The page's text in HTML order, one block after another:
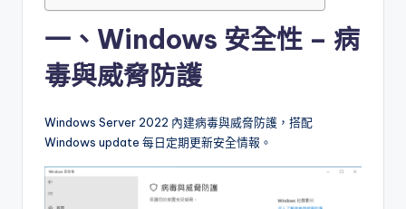
一、Windows 安全性 – 病
毒與威脅防護
Windows Server 2022 內建病毒與威脅防護，搭配
Windows update 每日定期更新安全情報。